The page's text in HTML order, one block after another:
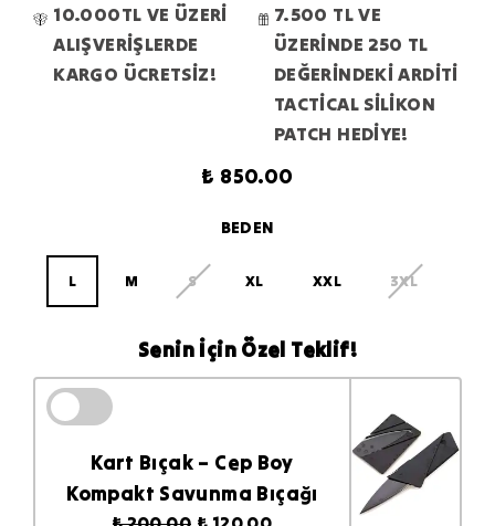
10.000TL VE ÜZERİ
ALIŞVERİŞLERDE
KARGO ÜCRETSİZ!
7.500 TL VE
ÜZERİNDE 250 TL
DEĞERİNDEKİ ARDİTİ
TACTİCAL SİLİKON
PATCH HEDİYE!
₺ 850.00
BEDEN
L M S XL XXL 3XL
Senin İçin Özel Teklif!
Kart Bıçak – Cep Boy
Kompakt Savunma Bıçağı